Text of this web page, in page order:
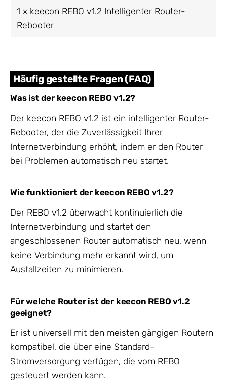
1 x keecon REBO v1.2 Intelligenter Router-
Rebooter
Häufig gestellte Fragen (FAQ)
Was ist der keecon REBO v1.2?
Der keecon REBO v1.2 ist ein intelligenter Router-
Rebooter, der die Zuverlässigkeit Ihrer
Internetverbindung erhöht, indem er den Router
bei Problemen automatisch neu startet.
Wie funktioniert der keecon REBO v1.2?
Der REBO v1.2 überwacht kontinuierlich die
Internetverbindung und startet den
angeschlossenen Router automatisch neu, wenn
keine Verbindung mehr erkannt wird, um
Ausfallzeiten zu minimieren.
Für welche Router ist der keecon REBO v1.2
geeignet?
Er ist universell mit den meisten gängigen Routern
kompatibel, die über eine Standard-
Stromversorgung verfügen, die vom REBO
gesteuert werden kann.